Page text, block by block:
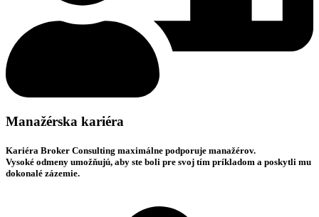
Manažérska kariéra
Kariéra Broker Consulting maximálne podporuje manažérov.
Vysoké odmeny umožňujú, aby ste boli pre svoj tím príkladom a poskytli mu
dokonalé zázemie.